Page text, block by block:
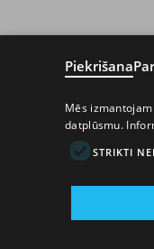
Piekrišana
Mēs
datplūsmu.
STRIKTI